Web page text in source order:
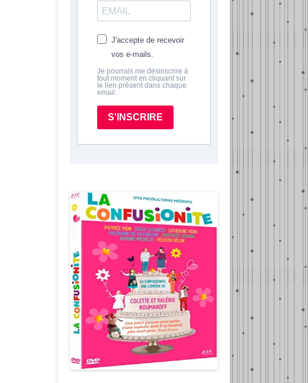
J'accepte de recevoir
vos e-mails.
Je pourrais me désinscrire à
tout moment en cliquant sur
le lien présent dans chaque
email.
S'INSCRIRE